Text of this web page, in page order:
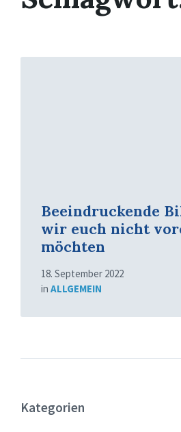
Beeindruckende
wir euch nicht
möchten
18. September 2022
in ALLGEMEIN
Mehr
Kategorien